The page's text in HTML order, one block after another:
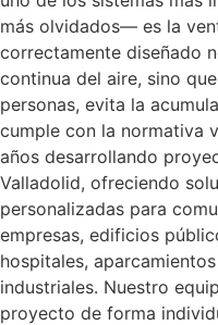
más olvidados— es la
correctamente diseñado
continua del aire, sino
personas, evita la
cumple con la normativa
años desarrollando
Valladolid, ofreciendo
personalizadas para
empresas, edificios
hospitales,
industriales. Nuestro
proyecto de forma